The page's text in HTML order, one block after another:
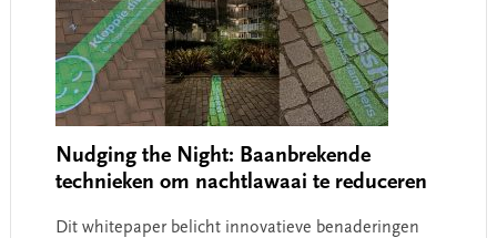
Nudging the Night: Baanbrekende
technieken om nachtlawaai te reduceren
Dit whitepaper belicht innovatieve benaderingen